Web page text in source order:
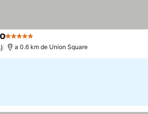
5 Estrelas
a 0.6 km de Union Square